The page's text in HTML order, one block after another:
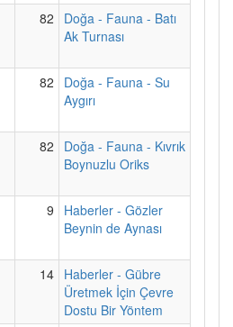
82
Doğa - Fauna - Batı
Ak Turnası
82
Doğa - Fauna - Su
Aygırı
82
Doğa - Fauna - Kıvrık
Boynuzlu Oriks
9
Haberler - Gözler
Beynin de Aynası
14 Haberler - Gübre
Üretmek İçin Çevre
Dostu Bir Yöntem